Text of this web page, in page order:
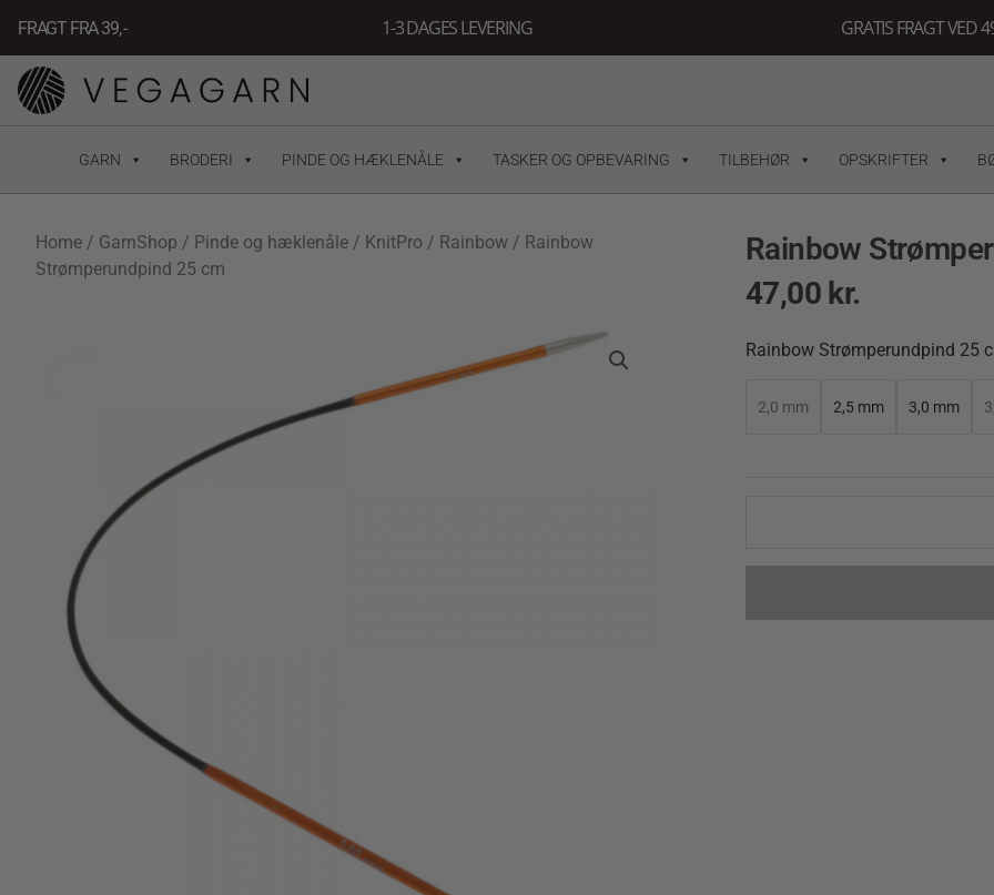
indholdet
FRAGT FRA 39, - 1-3 DAGES LEVERING GRATIS FRAGT VED
GARN BRODERI PINDE OG HÆKLENÅLE TASKER OG OPBEVARING TILBEHØR OPSKRIFTER
Home / GarnShop / Pinde og hæklenåle / KnitPro / Rainbow / Rainbow
Strømperundpind 25 cm
Rainbow
47,00 kr.
Rainbow Strømperundpind 25
2,0 mm 2,5 mm 3,0 mm
Rainbow